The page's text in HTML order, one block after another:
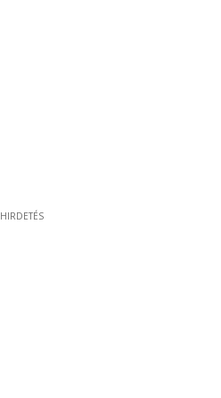
HIRDETÉS